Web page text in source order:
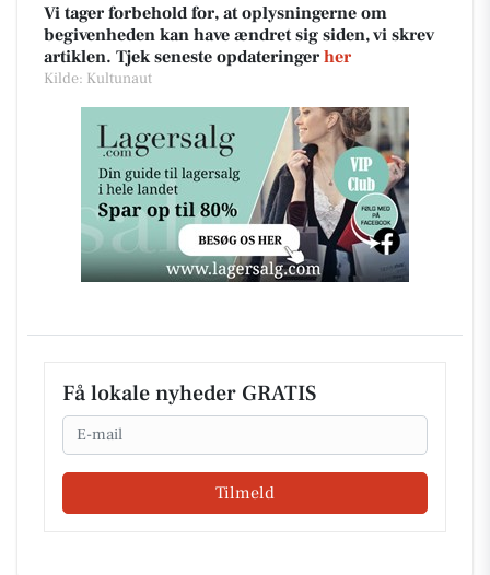
Vi tager forbehold for, at oplysningerne om
begivenheden kan have ændret sig siden, vi skrev
artiklen. Tjek seneste opdateringer her
Kilde: Kultunaut
Få lokale nyheder GRATIS
Email
Tilmeld